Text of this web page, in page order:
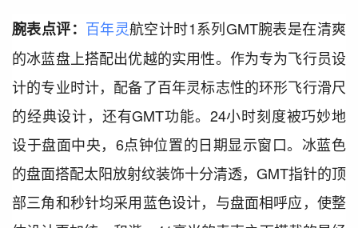
腕表点评： 百年灵航空计时1系列GMT腕表是在清爽
的冰蓝盘上搭配出优越的实用性。作为专为飞行员设
计的专业时计，配备了百年灵标志性的环形飞行滑尺
的经典设计，还有GMT功能。24小时刻度被巧妙地
设于盘面中央，6点钟位置的日期显示窗口。冰蓝色
的盘面搭配太阳放射纹装饰十分清透，GMT指针的顶
部三角和秒针均采用蓝色设计，与盘面相呼应，使整